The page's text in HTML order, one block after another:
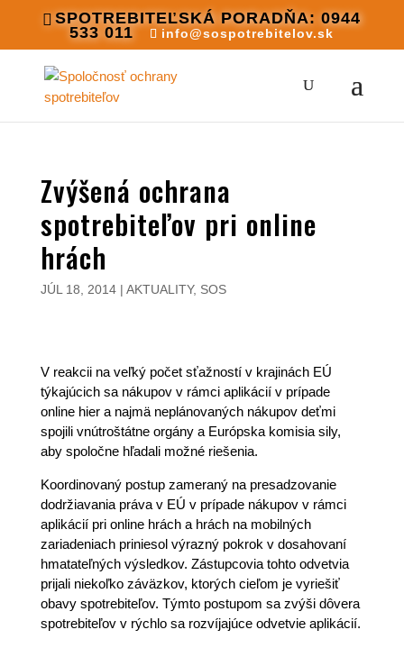
SPOTREBITEĽSKÁ PORADŇA: 0944
533 011
info@sospotrebitelov.sk
Zvýšená ochrana
spotrebiteľov pri online
hrách
JÚL 18, 2014| AKTUALITY, SOS
V reakcii na veľký počet sťažností v krajinách EÚ
týkajúcich sa nákupov v rámci aplikácií v prípade
online hier a najmä neplánovaných nákupov deťmi
spojili vnútroštátne orgány a Európska komisia sily,
aby spoločne hľadali možné riešenia.
Koordinovaný postup zameraný na presadzovanie
dodržiavania práva v EÚ v prípade nákupov v rámci
aplikácií pri online hrách a hrách na mobilných
zariadeniach priniesol výrazný pokrok v dosahovaní
hmatateľných výsledkov. Zástupcovia tohto odvetvia
prijali niekoľko záväzkov, ktorých cieľom je vyriešiť
obavy spotrebiteľov. Týmto postupom sa zvýši dôvera
spotrebiteľov v rýchlo sa rozvíjajúce odvetvie aplikácií.